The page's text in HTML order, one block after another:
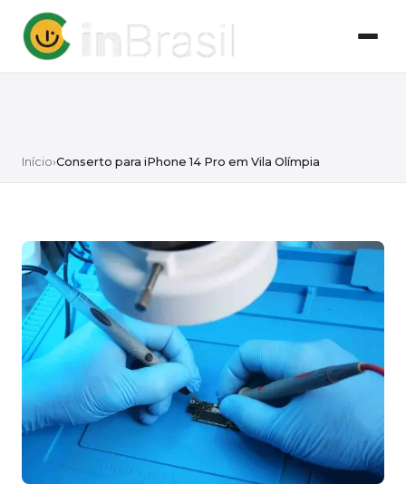
Início›Conserto para iPhone 14 Pro em Vila Olímpia